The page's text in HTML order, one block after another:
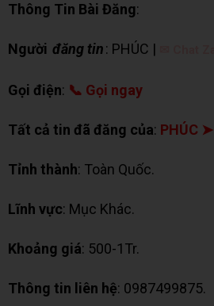
Thông Tin Bài Đăng:
Người đăng tin: PHÚC |
Gọi điện: 📞 Gọi ngay
Tất cả tin đã đăng của: PHÚC ➤
Tỉnh thành: Toàn Quốc.
Lĩnh vực: Mục Khác.
Khoảng giá: 500-1Tr.
Thông tin liên hệ: 0987499875.